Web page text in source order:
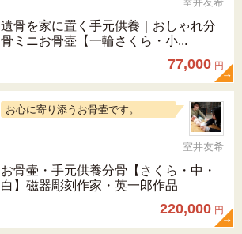
遺骨を家に置く手元供養｜おしゃれ分
骨ミニお骨壺【一輪さくら・小...
77,000 円
お心に寄り添うお骨壷です。
室井友希
お骨壷・手元供養分骨【さくら・中・
白】磁器彫刻作家・英一郎作品
220,000 円